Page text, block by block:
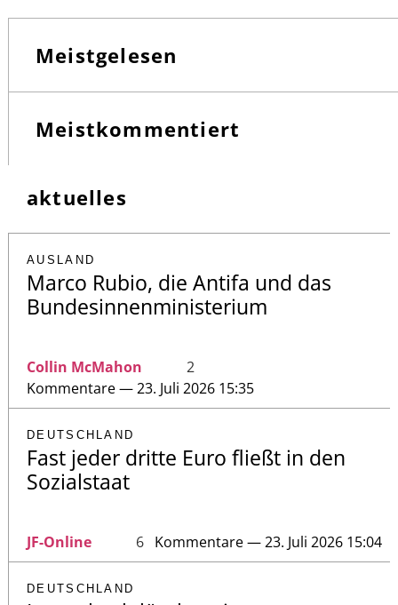
Meistgelesen
Meistkommentiert
aktuelles
AUSLAND
Marco Rubio, die Antifa und das
Bundesinnenministerium
Collin McMahon
2
Kommentare — 23. Juli 2026 15:35
DEUTSCHLAND
Fast jeder dritte Euro fließt in den
Sozialstaat
JF-Online 6 Kommentare — 23. Juli 2026 15:04
DEUTSCHLAND